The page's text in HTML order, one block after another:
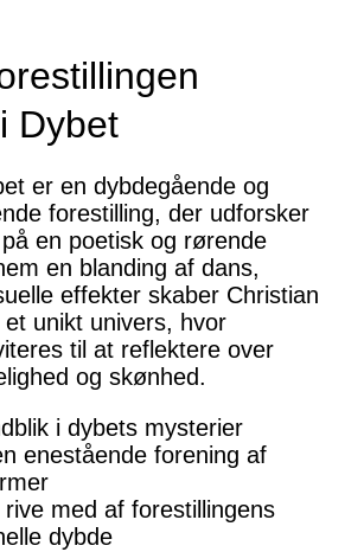
Dybet
er en dybdegående og
forestilling, der udforsker
en poetisk og rørende
en blanding af dans,
effekter skaber Christian
unikt univers, hvor
til at reflektere over
og skønhed.
i dybets mysterier
enestående forening af
rive med af forestillingens
dybde